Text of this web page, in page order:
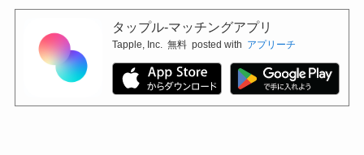
タップル-マッチングアプリ
Tapple, Inc. 無料 posted with アプリーチ